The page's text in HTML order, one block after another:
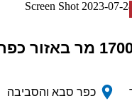
כפר סבא והסביבה